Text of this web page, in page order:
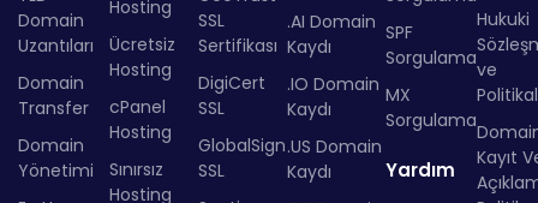
Domain
Uzantıları
Domain
Transfer
Domain
Yönetimi
Hosting
Ücretsiz
Hosting
cPanel
Hosting
Sınırsız
Hosting
SSL
Sertifikası
DigiCert
SSL
GlobalSign
SSL
.AI Domain
Kaydı
.IO Domain
Kaydı
.US Domain
Kaydı
SPF
Sorgulama
MX
Sorgulama
Yardım
Hukuki
ve
Kayıt